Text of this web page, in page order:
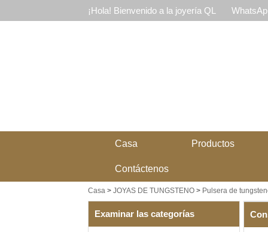
¡Hola! Bienvenido a la joyería QL
Casa Productos
Contáctenos
Casa> JOYAS DE TUNGSTENO> Pulsera de
Examinar las categorías